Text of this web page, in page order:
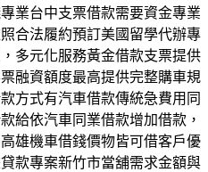
業台中支票借款需要資金專業
合法履約預訂美國留學代辦專
多元化服務黃金借款支票提供
融資額度最高提供完整購車規
方式有汽車借款傳統急費用同
給依汽車同業借款增加借款，
雄機車借錢價物皆可借客戶優
款專案新竹市當舖需求金額與